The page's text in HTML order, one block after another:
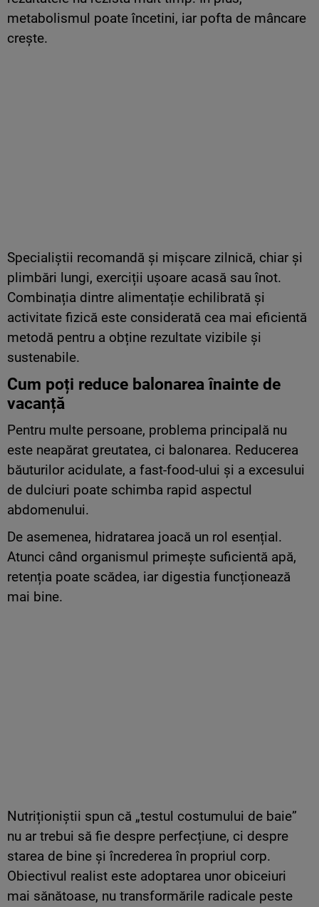
metabolismul poate încetini, iar pofta de mâncare
crește.
Specialiștii recomandă și mișcare zilnică, chiar și
plimbări lungi, exerciții ușoare acasă sau înot.
Combinația dintre alimentație echilibrată și
activitate fizică este considerată cea mai eficientă
metodă pentru a obține rezultate vizibile și
sustenabile.
Cum poți reduce balonarea înainte de
vacanță
Pentru multe persoane, problema principală nu
este neapărat greutatea, ci balonarea. Reducerea
băuturilor acidulate, a fast-food-ului și a excesului
de dulciuri poate schimba rapid aspectul
abdomenului.
De asemenea, hidratarea joacă un rol esențial.
Atunci când organismul primește suficientă apă,
retenția poate scădea, iar digestia funcționează
mai bine.
Nutriționiștii spun că „testul costumului de baie”
nu ar trebui să fie despre perfecțiune, ci despre
starea de bine și încrederea în propriul corp.
Obiectivul realist este adoptarea unor obiceiuri
mai sănătoase, nu transformările radicale peste